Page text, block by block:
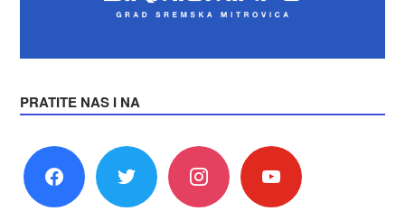
PRATITE NAS I NA
facebook twitter instagram youtube